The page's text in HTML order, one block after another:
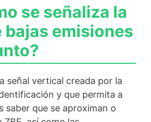
se señaliza la
bajas emisiones
señal vertical creada por la
y que permita a
saber que se aproximan o